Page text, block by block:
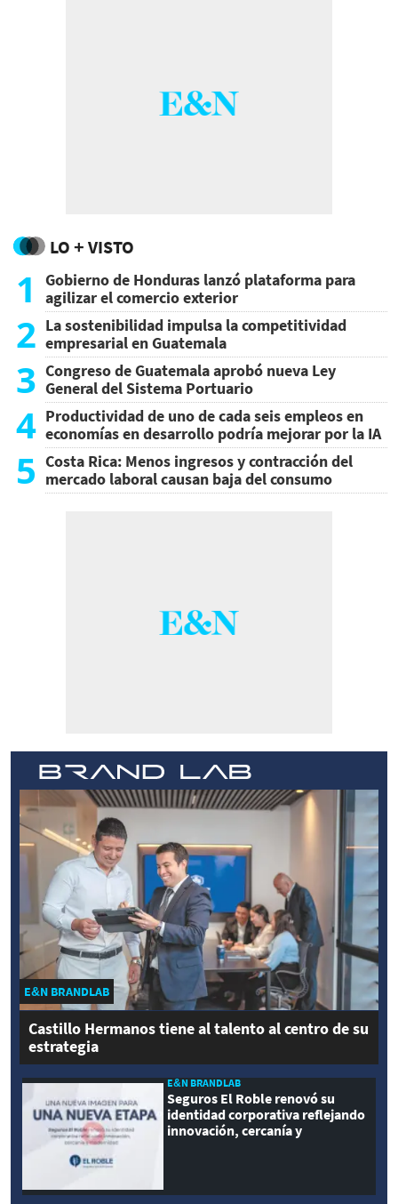
LO + VISTO
1
Gobierno de Honduras lanzó plataforma para
agilizar el comercio exterior
2 La sostenibilidad impulsa la competitividad
empresarial en Guatemala
3 Congreso de Guatemala aprobó nueva Ley
General del Sistema Portuario
4 Productividad de uno de cada seis empleos en
economías en desarrollo podría mejorar por la IA
5 Costa Rica: Menos ingresos y contracción del
mercado laboral causan baja del consumo
E&N BRANDLAB
Castillo Hermanos tiene al talento al centro de su
estrategia
E&N BRANDLAB
Seguros El Roble renovó su
identidad corporativa reflejando
innovación, cercanía y